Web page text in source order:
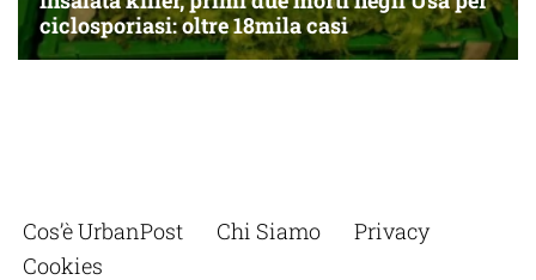
Cos’è UrbanPost Chi Siamo
Privacy
Cookies